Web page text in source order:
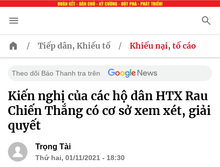
/ Tiếp dân, Khiếu tố / Khiếu nại, tố cáo
Theo dõi Báo Thanh tra trên
Kiến nghị của các hộ dân HTX Rau
Chiến Thắng có cơ sở xem xét, giải
quyết
Trọng Tài
Thứ hai, 01/11/2021 - 18:30